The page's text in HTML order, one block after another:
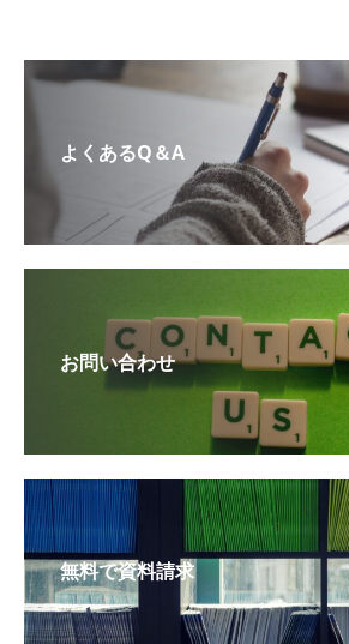
よくあるQ＆A
お問い合わせ
無料で資料請求